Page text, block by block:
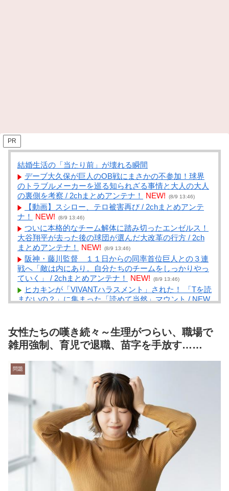
PR
結婚生活の「当たり前」が壊れる瞬間
デーブ大久保が巨人のOB戦にまさかの不参加！球界
のトラブルメーカーを巡る知られざる事情と大人の大人
の裏側を考察 / 2chまとめアンテナ！
NEW! (8/9 13:46)
【動画】スシロー、テロ被害再び / 2chまとめアンテ
ナ！
NEW! (8/9 13:46)
ついに本格的なチーム解体に踏み切ったエンゼルス！
大谷翔平が去った後の球団が選んだ大改革の行方 / 2ch
まとめアンテナ！
NEW! (8/9 13:46)
阪神・藤川監督 １１日からの同率首位巨人との３連
戦へ「敵は内にあり。自分たちのチームをしっかりやっ
ていく」 / 2chまとめアンテナ！
NEW! (8/9 13:46)
ヒカキンが「VIVANTハラスメント」された！ 「Tを読
まないの？」に集まった「読めて当然」マウント / NEW
明ｗｗｗｗｗｗｗｗｗ / NEWまとめサイトアンテナ！
NEW! (8/9 13:40)
名作『転生重騎士』【驚愕】凄い事に気付いたｗｗｗ
ｗもしかして… / NEWまとめサイトアンテナ！ NEW!
(8/9 13:35)
【画像あり】ギャル「おにーさんイケメンだしどこで
もついて行くよ♡♡♡♡」⇒♡♡ / NEWまとめサイトア
ンテナ！
(8/9 13:35)
カードゲーム王者だった遊戯王、いつの間にか売上4
位になる / NEWまとめサイトアンテナ！ NEW! (8/9 13:32)
【朗報】秋田県、オイルマネーが転がり込んでガチで
東北最強へｗｗｗｗｗｗｗｗｗｗｗｗ / VIP・ネタ・オ
ールジャンル – New World Antenna NEW! (8/9 13:27)
２７年彼女ナシのワイ、明日初のお見合いへ行く… /
NEW! (8/9 13:04)
工場に就職して感じたメリット / まとめるZ
女性たちの嘆き続々～生理がつらい、職場で
雑用強制、育児で退職、苗字を手放す……
問題